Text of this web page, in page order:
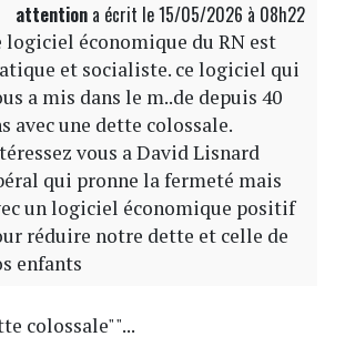
attentiona écrit le 15/05/2026 à 08h22
logiciel économique du RN est
et socialiste. ce logiciel qui
a mis dans le m..de depuis 40
avec une dette colossale.
vous a David Lisnard
qui pronne la fermeté mais
un logiciel économique positif
réduire notre dette et celle de
enfants
colossale""...